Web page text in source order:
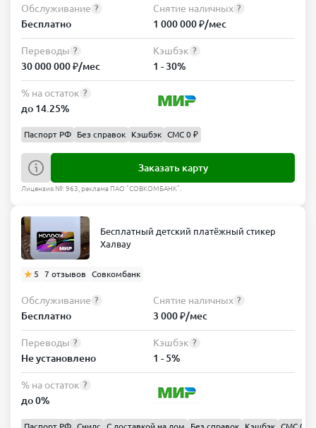
Обслуживание ?
Бесплатно
Снятие наличных ?
1 000 000 ₽/мес
Переводы ?
30 000 000 ₽/мес
Кэшбэк ?
1 - 30%
% на остаток ?
до 14.25%
Паспорт РФ Без справок Кэшбэк СМС 0 ₽
Заказать карту
Лицензия №: 963, реклама ПАО "СОВКОМБАНК".
Бесплатный детский платёжный стикер
Халвау
5 7 отзывов Совкомбанк
Обслуживание ?
Бесплатно
Снятие наличных ?
3 000 ₽/мес
Переводы ?
Не установлено
Кэшбэк ?
1 - 5%
% на остаток ?
до 0%
Паспорт РФ Снилс С доставкой на дом Без справок Кэшбэк СМС 0 ₽